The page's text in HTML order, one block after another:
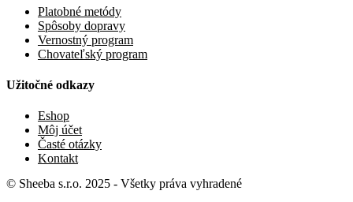
Platobné metódy
Spôsoby dopravy
Vernostný program
Chovateľský program
Užitočné odkazy
Eshop
Môj účet
Časté otázky
Kontakt
© Sheeba s.r.o. 2025 - Všetky práva vyhradené